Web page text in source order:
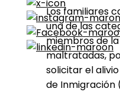
Los familiares
una de las
miembros de
maltratadas,
solicitar el alivio
de Inmigración